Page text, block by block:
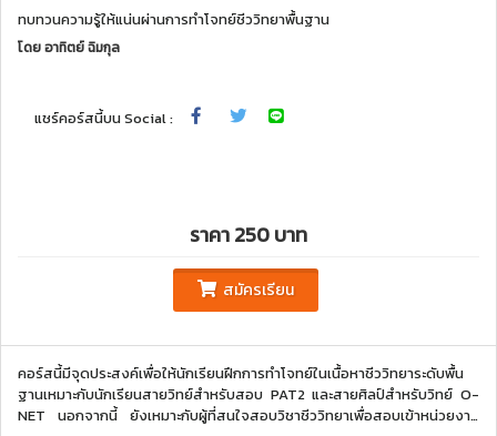
ทบทวนความรู้ให้แน่นผ่านการทำโจทย์ชีววิทยาพื้นฐาน
โดยอาทิตย์ ฉิมกุล
แชร์คอร์สนี้บน Social :
ราคา 250 บาท
สมัครเรียน
คอร์สนี้มีจุดประสงค์เพื่อให้นักเรียนฝึกการทำโจทย์ในเนื้อหาชีววิทยาระดับพื้น
ฐานเหมาะกับนักเรียนสายวิทย์สำหรับสอบ PAT2 และสายศิลป์สำหรับวิทย์ O-
NET นอกจากนี้ ยังเหมาะกับผู้ที่สนใจสอบวิชาชีววิทยาเพื่อสอบเข้าหน่วยงาน